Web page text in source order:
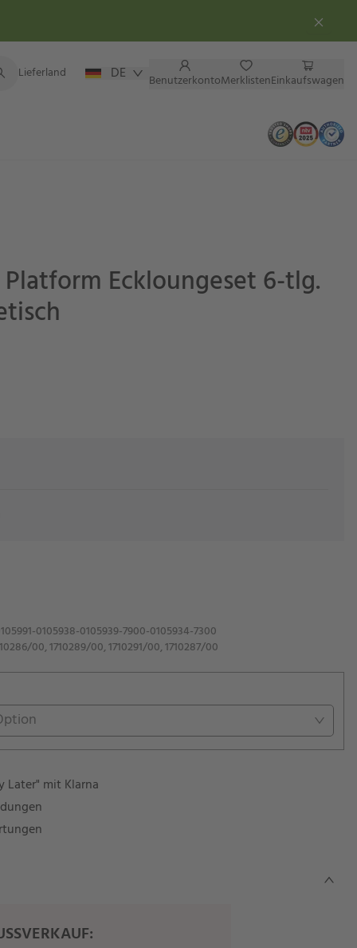
Lieferland DE BenutzerkontoMerklistenEinkaufswagen
Eckloungeset 6-tlg.
0105938-0105939-7900-0105934-7300
00, 1710289/00, 1710291/00, 1710287/00
Later" mit Klarna